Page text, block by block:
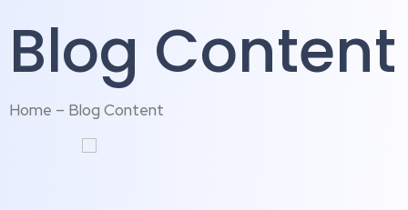
Blog Content
Home – Blog Content